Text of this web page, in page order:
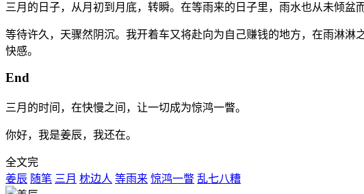
三月的日子，从月初到月底，转瞬。在等雨来的日子里，雨水也从未倾
等待许久，天骤然阴沉。我开着车又将赴向为自己赚钱的地方，在雨淋
快感。
End
三月的时间，在快慢之间，让一切成为惊鸿一瞥。
你好，我是姜辰，我还在。
全文完
姜辰 随笔 三月 枕边人 等雨来 惊鸿一瞥 乱七八糟